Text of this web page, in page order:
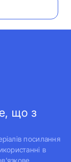
що з
посилання
в